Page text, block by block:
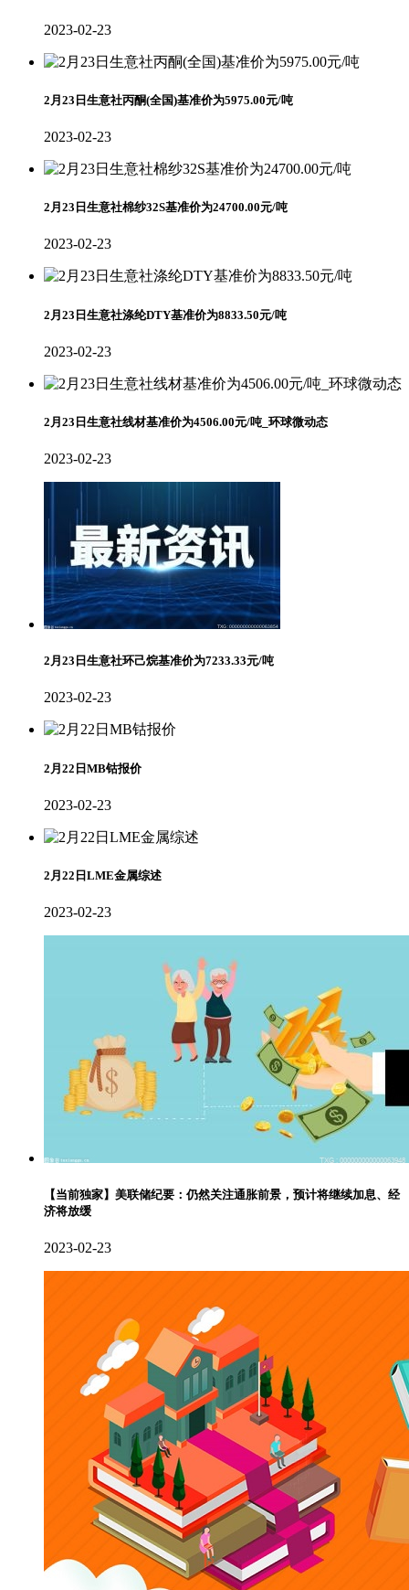
2023-02-23
2月23日生意社丙酮(全国)基准价为5975.00元/吨
2023-02-23
2月23日生意社棉纱32S基准价为24700.00元/吨
2023-02-23
2月23日生意社涤纶DTY基准价为8833.50元/吨
2023-02-23
2月23日生意社线材基准价为4506.00元/吨_环球微动态
2023-02-23
2月23日生意社环己烷基准价为7233.33元/吨
2023-02-23
2月22日MB钴报价
2023-02-23
2月22日LME金属综述
2023-02-23
【当前独家】美联储纪要：仍然关注通胀前景，预计将继续加息、经
济将放缓
2023-02-23